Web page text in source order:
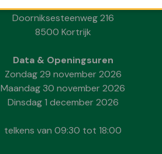
Doorniksesteenweg 216
8500 Kortrijk
Data & Openingsuren
Zondag 29 november 2026
Maandag 30 november 2026
Dinsdag 1 december 2026
telkens van 09:30 tot 18:00